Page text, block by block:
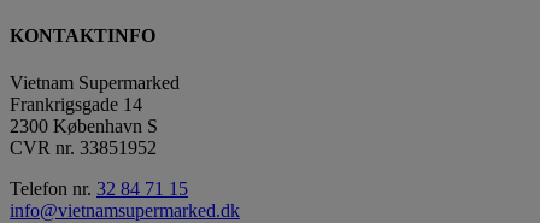
KONTAKTINFO
Vietnam Supermarked
Frankrigsgade 14
2300 København S
CVR nr. 33851952
Telefon nr. 32 84 71 15
info@vietnamsupermarked.dk